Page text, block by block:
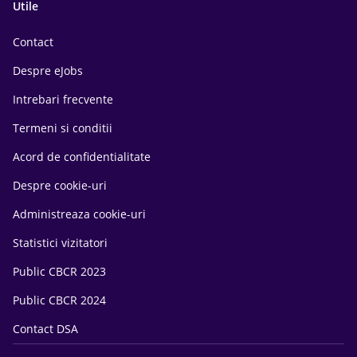
Utile
Contact
Despre eJobs
Intrebari frecvente
Termeni si conditii
Acord de confidentialitate
Despre cookie-uri
Administreaza cookie-uri
Statistici vizitatori
Public CBCR 2023
Public CBCR 2024
Contact DSA